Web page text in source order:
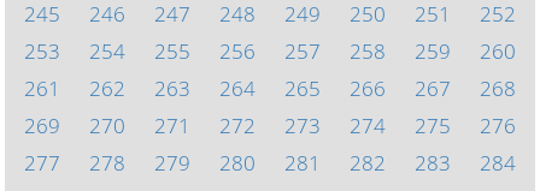
245
246 247 248 249 250 251
252
253
254 255 256 257 258 259
260
261
262 263 264 265 266 267
268
269
270 271 272 273 274 275
276
277
278 279 280 281 282 283
284